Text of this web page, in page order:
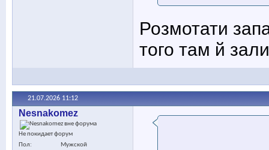
Розмотати
того там й
21.07.2026 11:12
Nesnakomez
Не покидает форум
Пол
Мужской